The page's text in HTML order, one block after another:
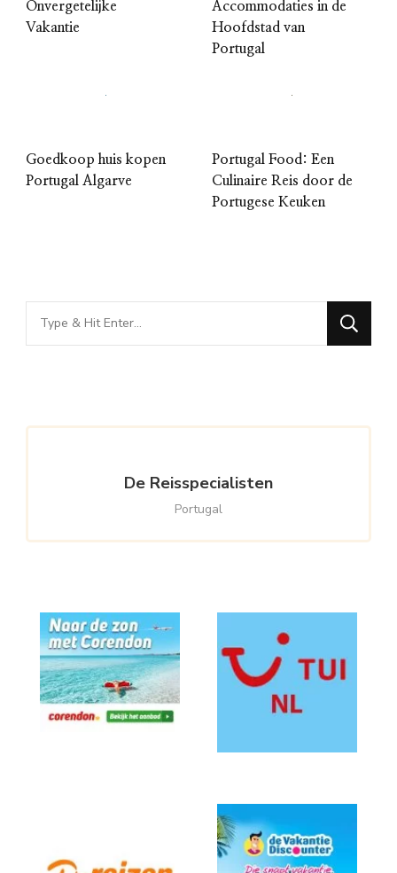
Onvergetelijke
Vakantie
Accommodaties in de
Hoofdstad van
Portugal
Goedkoop huis kopen
Portugal Algarve
Portugal Food: Een
Culinaire Reis door de
Portugese Keuken
Looking
for
De Reisspecialisten
Portugal